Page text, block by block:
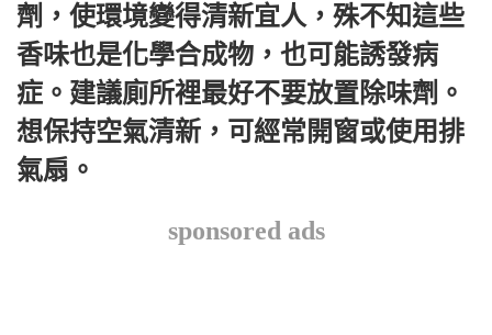
劑，使環境變得清新宜人，殊不知這些
香味也是化學合成物，也可能誘發病
症。建議廁所裡最好不要放置除味劑。
想保持空氣清新，可經常開窗或使用排
氣扇。
sponsored ads